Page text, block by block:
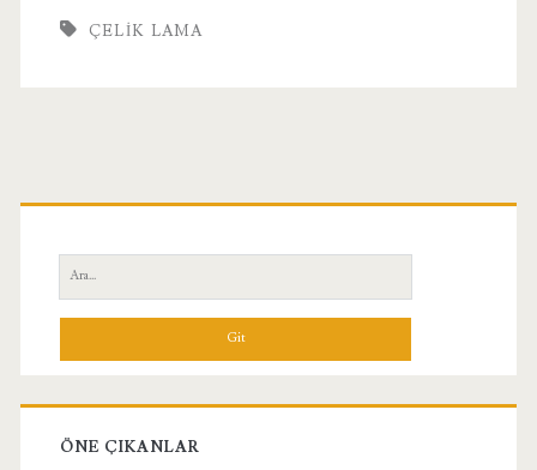
ÇELIK LAMA
Birincil
Yan
Menü
Ara:
ÖNE ÇIKANLAR